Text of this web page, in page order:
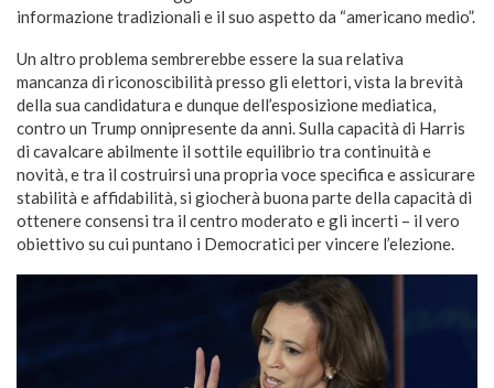
informazione tradizionali e il suo aspetto da “americano medio”.
Un altro problema sembrerebbe essere la sua relativa
mancanza di riconoscibilità presso gli elettori, vista la brevità
della sua candidatura e dunque dell’esposizione mediatica,
contro un Trump onnipresente da anni. Sulla capacità di Harris
di cavalcare abilmente il sottile equilibrio tra continuità e
novità, e tra il costruirsi una propria voce specifica e assicurare
stabilità e affidabilità, si giocherà buona parte della capacità di
ottenere consensi tra il centro moderato e gli incerti – il vero
obiettivo su cui puntano i Democratici per vincere l’elezione.